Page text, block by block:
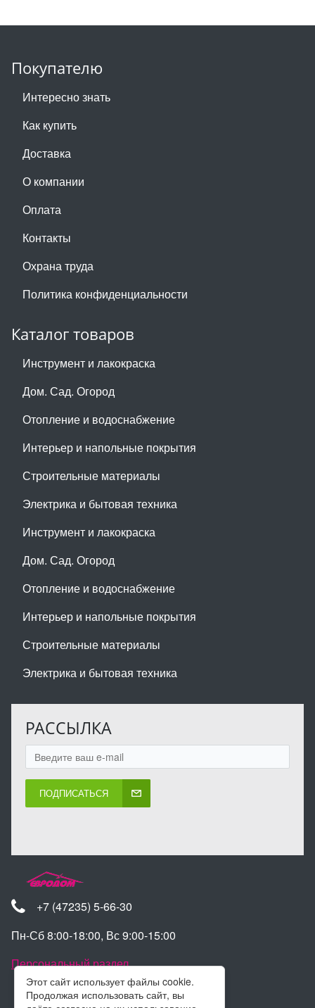
Этот сайт использует файлы cookie.
Продолжая использовать сайт, вы
Покупателю
Интересно знать
Как купить
Доставка
О компании
Оплата
Контакты
Охрана труда
Политика конфиденциальности
Каталог товаров
Инструмент и лакокраска
Дом. Сад. Огород
Отопление и водоснабжение
Интерьер и напольные покрытия
Строительные материалы
Электрика и бытовая техника
Инструмент и лакокраска
Дом. Сад. Огород
Отопление и водоснабжение
Интерьер и напольные покрытия
Строительные материалы
Электрика и бытовая техника
РАССЫЛКА
ПОДПИСАТЬСЯ
+7 (47235) 5-66-30
Пн-Сб 8:00-18:00, Вс 9:00-15:00
Персональный раздел